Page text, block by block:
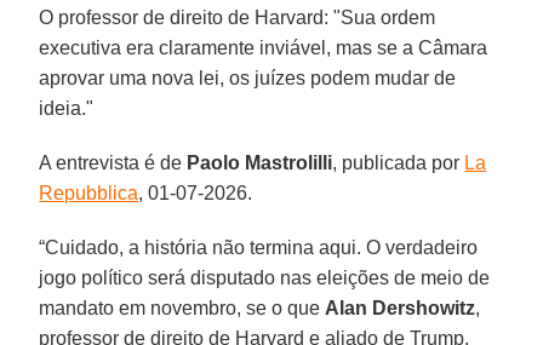
O professor de direito de Harvard: "Sua ordem
executiva era claramente inviável, mas se a Câmara
aprovar uma nova lei, os juízes podem mudar de
ideia."
A entrevista é de Paolo Mastrolilli, publicada por La
Repubblica, 01-07-2026.
“Cuidado, a história não termina aqui. O verdadeiro
jogo político será disputado nas eleições de meio de
mandato em novembro, se o que Alan Dershowitz,
professor de direito de Harvard e aliado de Trump,